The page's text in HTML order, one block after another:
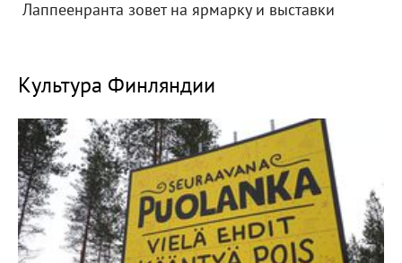
Лаппеенранта зовет на ярмарку и выставки
Культура Финляндии